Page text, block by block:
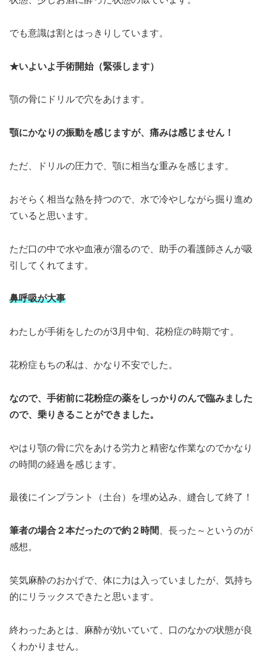
でも意識は割とはっきりしています。
★いよいよ手術開始（緊張します）
顎の骨にドリルで穴をあけます。
顎にかなりの振動を感じますが、痛みは感じません！
ただ、ドリルの圧力で、顎に相当な重みを感じます。
おそらく相当な熱を持つので、水で冷やしながら掘り進め
ていると思います。
ただ口の中で水や血液が溜るので、助手の看護師さんが吸
引してくれてます。
鼻呼吸が大事
わたしが手術をしたのが3月中旬、花粉症の時期です。
花粉症もちの私は、かなり不安でした。
なので、手術前に花粉症の薬をしっかりのんで臨みました
ので、乗りきることができました。
やはり顎の骨に穴をあける労力と精密な作業なのでかなり
の時間の経過を感じます。
最後にインプラント（土台）を埋め込み、縫合して終了！
筆者の場合２本だったので約２時間
、長った～というのが
感想。
笑気麻酔のおかげで、体に力は入っていましたが、気持ち
的にリラックスできたと思います。
終わったあとは、麻酔が効いていて、口のなかの状態が良
くわかりません。